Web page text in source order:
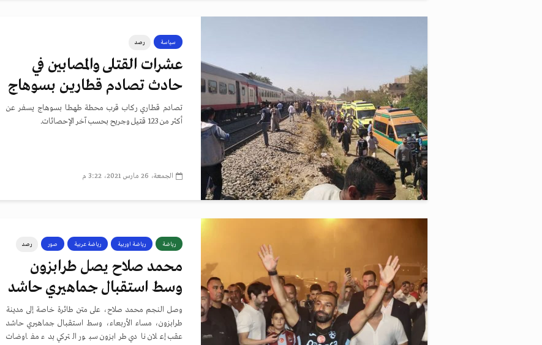
سياسة رصد
عشرات القتلى والمصابين في
حادث تصادم قطارين بسوهاج
تصادم قطاري ركاب قرب محطة طهطا بسوهاج يسفر عن
أكثر من 123 قتيل وجريح بحسب آخر الإحصائات.
الجمعة، 26 مارس 2021، 3:22 م
رياضة رياضة اوربية رياضة عربية صور رصد
محمد صلاح يصل طرابزون
وسط استقبال جماهيري حاشد
وصل النجم محمد صلاح، على متن طائرة خاصة إلى مدينة
طرابزون، مساء الأربعاء، وسط استقبال جماهيري حاشد
عقب إعلان نادي طرابزون سبور التركي بدء مفاوضات